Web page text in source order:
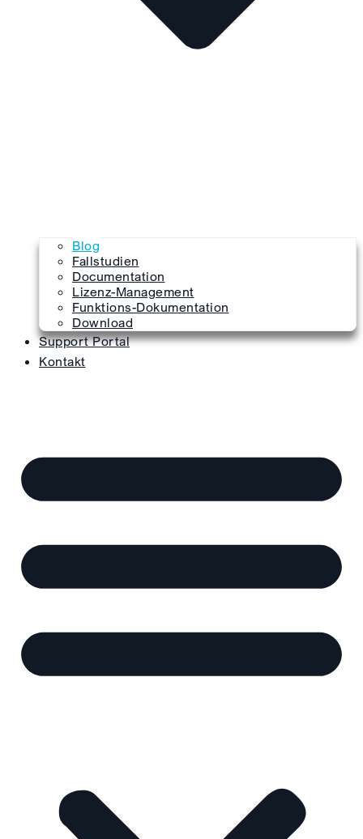
Blog
Fallstudien
Documentation
Lizenz-Management
Funktions-Dokumentation
Download
Support Portal
Kontakt